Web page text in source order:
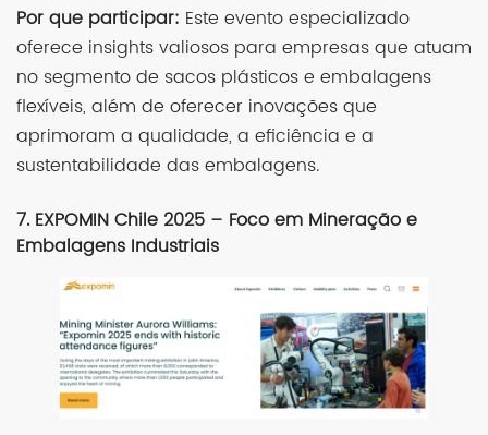
Por que participar: Este evento especializado
oferece insights valiosos para empresas que atuam
no segmento de sacos plásticos e embalagens
flexíveis, além de oferecer inovações que
aprimoram a qualidade, a eficiência e a
sustentabilidade das embalagens.
7. EXPOMIN Chile 2025 – Foco em Mineração e
Embalagens Industriais